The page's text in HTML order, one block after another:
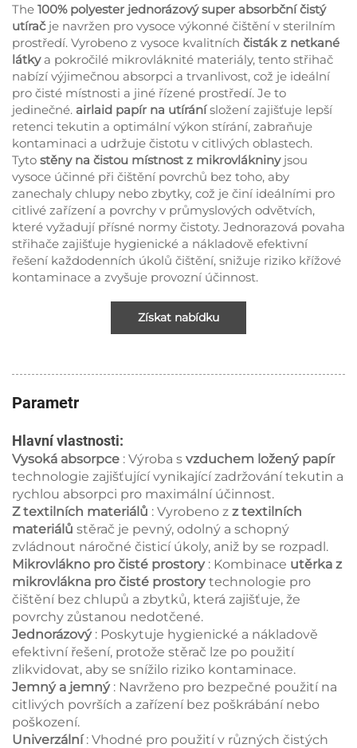
The 100% polyester jednorázový super absorbční čistý
utírač je navržen pro vysoce výkonné čištění v sterilním
prostředí. Vyrobeno z vysoce kvalitních čisták z netkané
látky a pokročilé mikrovláknité materiály, tento střihač
nabízí výjimečnou absorpci a trvanlivost, což je ideální
pro čisté místnosti a jiné řízené prostředí. Je to
jedinečné. airlaid papír na utíránísložení zajišťuje lepší
retenci tekutin a optimální výkon stírání, zabraňuje
kontaminaci a udržuje čistotu v citlivých oblastech.
Tyto stěny na čistou místnost z mikrovlákniny jsou
vysoce účinné při čištění povrchů bez toho, aby
zanechaly chlupy nebo zbytky, což je činí ideálními pro
citlivé zařízení a povrchy v průmyslových odvětvích,
které vyžadují přísné normy čistoty. Jednorazová povaha
střihače zajišťuje hygienické a nákladově efektivní
řešení každodenních úkolů čištění, snižuje riziko křížové
kontaminace a zvyšuje provozní účinnost.
Získat nabídku
Parametr
Hlavní vlastnosti:
Vysoká absorpce : Výroba s vzduchem ložený papír
technologie zajišťující vynikající zadržování tekutin a
rychlou absorpci pro maximální účinnost.
Z textilních materiálů : Vyrobeno z z textilních
materiálů stěrač je pevný, odolný a schopný
zvládnout náročné čisticí úkoly, aniž by se rozpadl.
Mikrovlákno pro čisté prostory : Kombinace utěrka z
mikrovlákna pro čisté prostorytechnologie pro
čištění bez chlupů a zbytků, která zajišťuje, že
povrchy zůstanou nedotčené.
Jednorázový : Poskytuje hygienické a nákladově
efektivní řešení, protože stěrač lze po použití
zlikvidovat, aby se snížilo riziko kontaminace.
Jemný a jemný : Navrženo pro bezpečné použití na
citlivých površích a zařízení bez poškrábání nebo
poškození.
Univerzální: Vhodné pro použití v různých čistých